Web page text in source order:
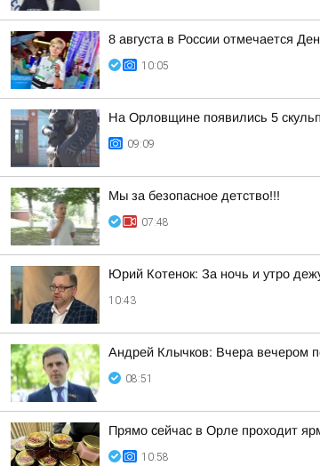
8 августа в России отмечается
10:05
На Орловщине появились 5
09:09
Мы за безопасное детство!!!
07:48
Юрий Котенок: За ночь и утро
10:43
Андрей Клычков: Вчера вечером
08:51
Прямо сейчас в Орле проходит
10:58